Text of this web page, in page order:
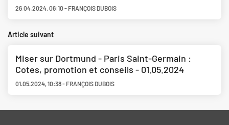
26.04.2024,06:10- FRANÇOIS DUBOIS
Article suivant
Miser sur Dortmund - Paris Saint-Germain :
Cotes, promotion et conseils - 01.05.2024
01.05.2024,10:38- FRANÇOIS DUBOIS